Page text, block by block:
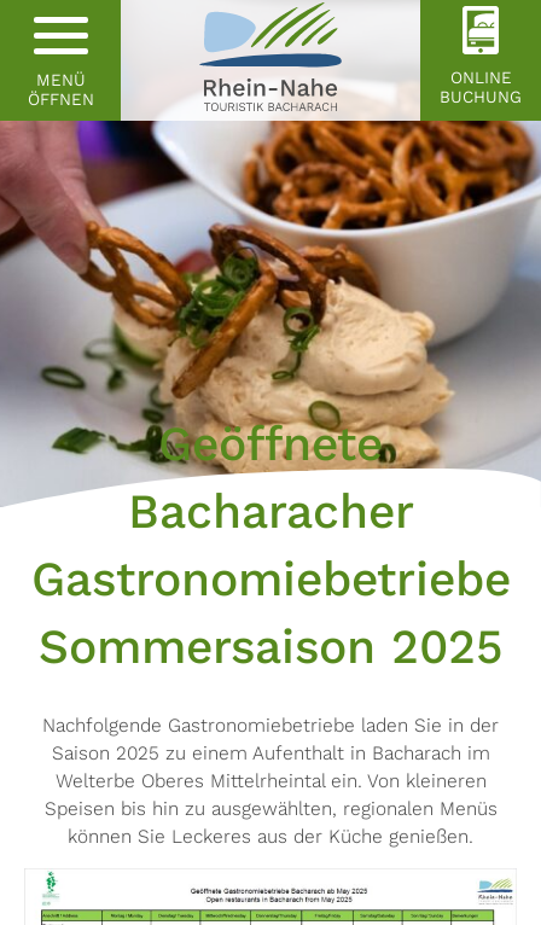
MENÜ
ÖFFNEN
ONLINE
BUCHUNG
Geöffnete
Bacharacher
Gastronomiebetriebe
Sommersaison 2025
Nachfolgende Gastronomiebetriebe laden Sie in der
Saison 2025 zu einem Aufenthalt in Bacharach im
Welterbe Oberes Mittelrheintal ein. Von kleineren
Speisen bis hin zu ausgewählten, regionalen Menüs
können Sie Leckeres aus der Küche genießen.